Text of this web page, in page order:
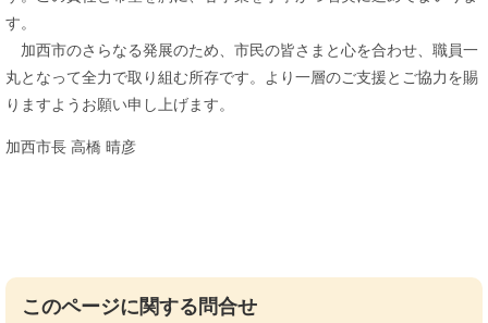
す。
加西市のさらなる発展のため、市民の皆さまと心を合わせ、職員一
丸となって全力で取り組む所存です。より一層のご支援とご協力を賜
りますようお願い申し上げます。​
加西市長 高橋 晴彦
このページに関する問合せ